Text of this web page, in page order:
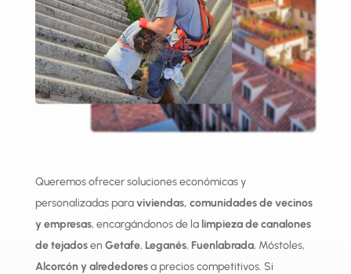
Queremos ofrecer soluciones económicas y
personalizadas paraviviendas, comunidades de vecinos
y empresas, encargándonos de la limpieza de canalones
de tejadosen Getafe, Leganés, Fuenlabrada, Móstoles,
Alcorcón y alrededoresa precios competitivos. Si